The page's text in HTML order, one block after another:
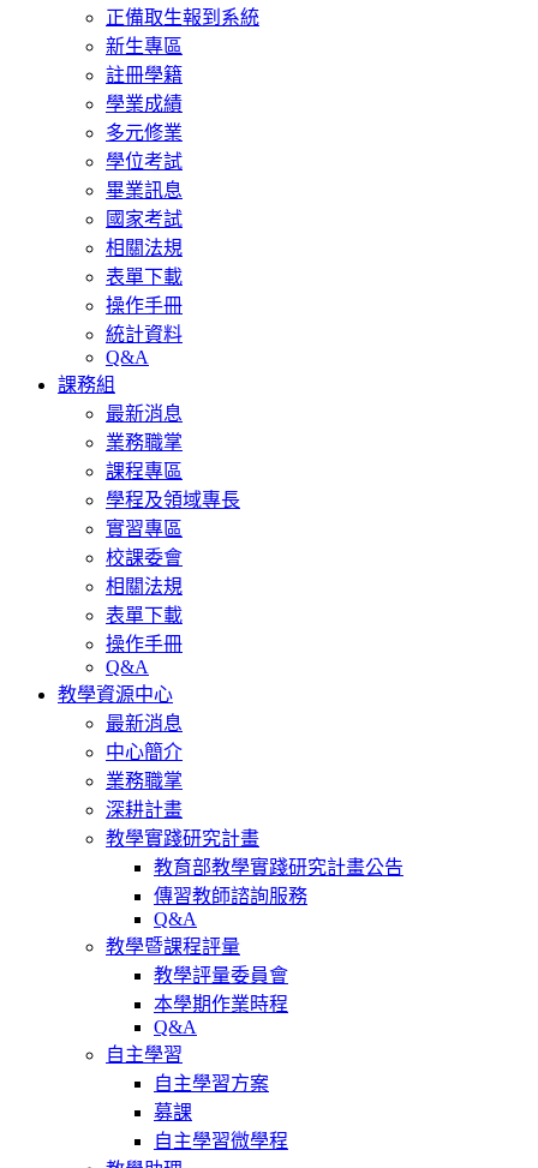
正備取生報到系統
新生專區
註冊學籍
學業成績
多元修業
學位考試
畢業訊息
國家考試
相關法規
表單下載
操作手冊
統計資料
Q&A
課務組
最新消息
業務職掌
課程專區
學程及領域專長
實習專區
校課委會
相關法規
表單下載
操作手冊
Q&A
教學資源中心
最新消息
中心簡介
業務職掌
深耕計畫
教學實踐研究計畫
教育部教學實踐研究計畫公告
傳習教師諮詢服務
Q&A
教學暨課程評量
教學評量委員會
本學期作業時程
Q&A
自主學習
自主學習方案
募課
自主學習微學程